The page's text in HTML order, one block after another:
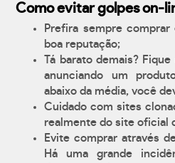
Como evitar golpes on-
Prefira sempre
boa reputação;
Tá barato demais?
anunciando um
abaixo da média, você
Cuidado com sites
realmente do site oficial
Evite comprar através
Há uma grande